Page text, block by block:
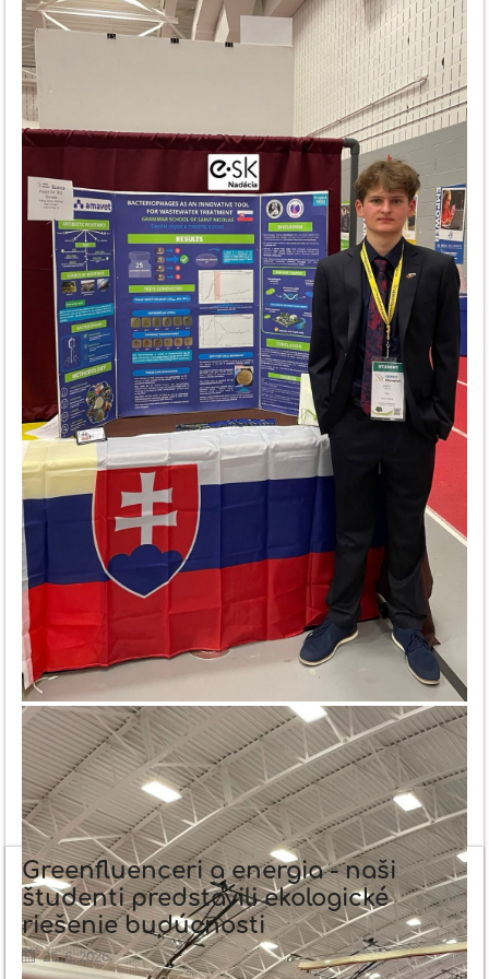
Greenfluenceri a energia - naši
študenti predstavili ekologické
riešenie budúcnosti
25. 6. 2026